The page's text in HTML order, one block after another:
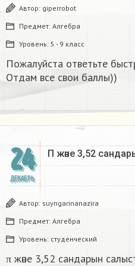
Автор: giperrobot
Предмет: Алгебра
Уровень: 5 - 9 класс
Пожалуйста ответьте
Отдам все свои баллы))
24
ДЕКАБРЬ
Π және 3,52
Автор: suyngarinanazira
Предмет: Алгебра
Уровень: студенческий
π және 3,52 сандарын